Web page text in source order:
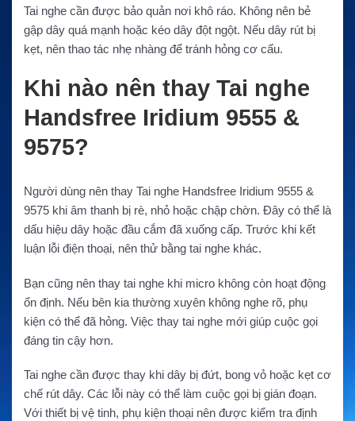
Tai nghe cần được bảo quản nơi khô ráo. Không nên bẻ
gập dây quá mạnh hoặc kéo dây đột ngột. Nếu dây rút bị
kẹt, nên thao tác nhẹ nhàng để tránh hỏng cơ cấu.
Khi nào nên thay Tai nghe
Handsfree Iridium 9555 &
9575?
Người dùng nên thay Tai nghe Handsfree Iridium 9555 &
9575 khi âm thanh bị rè, nhỏ hoặc chập chờn. Đây có thể là
dấu hiệu dây hoặc đầu cắm đã xuống cấp. Trước khi kết
luận lỗi điện thoại, nên thử bằng tai nghe khác.
Bạn cũng nên thay tai nghe khi micro không còn hoạt động
ổn định. Nếu bên kia thường xuyên không nghe rõ, phụ
kiện có thể đã hỏng. Việc thay tai nghe mới giúp cuộc gọi
đáng tin cậy hơn.
Tai nghe cần được thay khi dây bị đứt, bong vỏ hoặc kẹt cơ
chế rút dây. Các lỗi này có thể làm cuộc gọi bị gián đoạn.
Với thiết bị vệ tinh, phụ kiện thoại nên được kiểm tra định